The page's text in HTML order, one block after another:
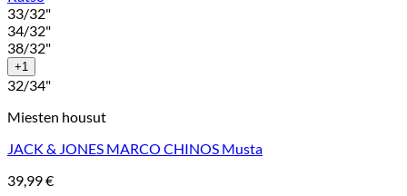
33/32"
34/32"
38/32"
+1
32/34"
Miesten housut
JACK & JONES MARCO CHINOS Musta
39,99€